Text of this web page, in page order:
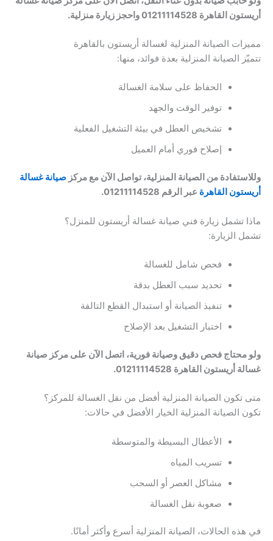
أريستون القاهرة 01211114528 واحجز زيارة منزلية.
مميزات الصيانة المنزلية لغسالة أريستون بالقاهرة
تتميّز الصيانة المنزلية بعدة فوائد، منها:
الحفاظ على سلامة الغسالة
توفير الوقت والجهد
تشخيص العطل في بيئة التشغيل الفعلية
إصلاح فوري أمام العميل
وللاستفادة من الصيانة المنزلية، تواصل الآن مع مركز صيانة غسالة
أريستون القاهرة عبر الرقم 01211114528.
ماذا تشمل زيارة فني صيانة غسالة أريستون للمنزل؟
تشمل الزيارة:
فحص شامل للغسالة
تحديد سبب العطل بدقة
تنفيذ الصيانة أو استبدال القطع التالفة
اختبار التشغيل بعد الإصلاح
ولو محتاج فحص دقيق وصيانة فورية، اتصل الآن على مركز صيانة
غسالة أريستون القاهرة 01211114528.
متى تكون الصيانة المنزلية أفضل من نقل الغسالة للمركز؟
تكون الصيانة المنزلية الخيار الأفضل في حالات:
الأعطال البسيطة والمتوسطة
تسريب المياه
مشاكل العصر أو السحب
صعوبة نقل الغسالة
في هذه الحالات، الصيانة المنزلية أسرع وأكثر أمانًا.